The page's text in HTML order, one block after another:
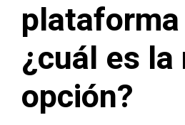
¿cuál es
opción?